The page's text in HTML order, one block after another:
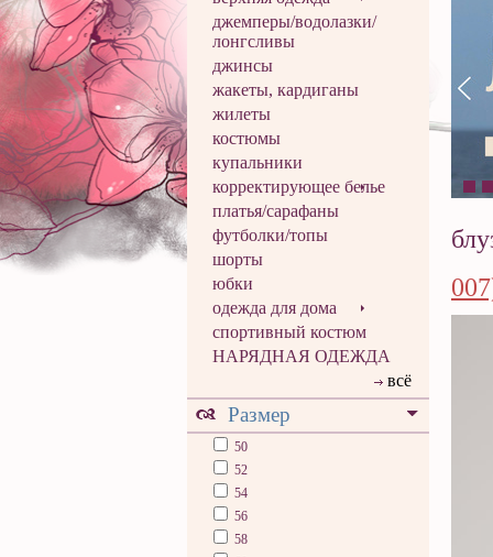
джемперы/водолазки/
лонгсливы
джинсы
жакеты, кардиганы
жилеты
костюмы
купальники
корректирующее белье
платья/сарафаны
футболки/топы
шорты
юбки
одежда для дома
спортивный костюм
НАРЯДНАЯ ОДЕЖДА
всё
Размер
50
52
54
56
58